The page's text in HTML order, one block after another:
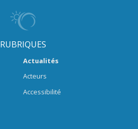
RUBRIQUES
Actualités
Acteurs
Accessibilité